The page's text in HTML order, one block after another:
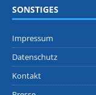
SONSTIGES
Impressum
Datenschutz
Kontakt